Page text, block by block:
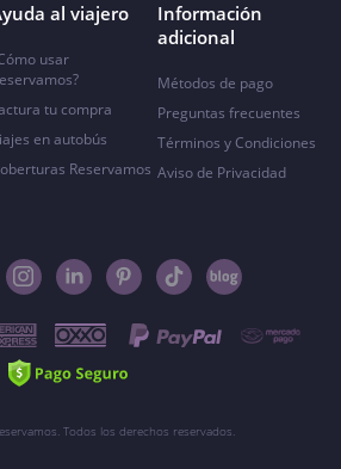
al viajero
usar
tu compra
en autobús
Reservamos
Información
adicional
Métodos de pago
Preguntas frecuentes
Términos y Condiciones
Aviso de Privacidad
Todos los derechos reservados.